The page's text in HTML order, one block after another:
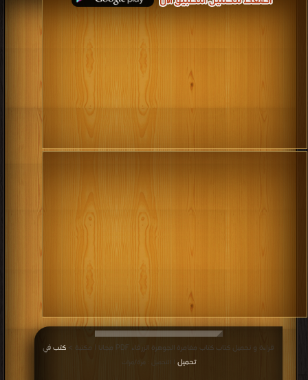
قراءة و تحميل كتاب كتاب مغامرة الجوهرة الزرقاء PDF مجانا | مكتبة >
كتب في
تحميل
| التحميل : مرة/مرات